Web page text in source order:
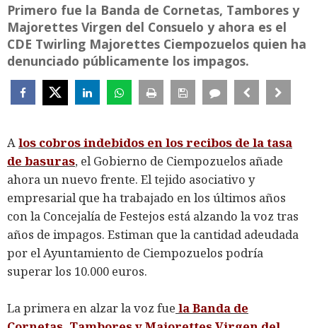
Primero fue la Banda de Cornetas, Tambores y
Majorettes Virgen del Consuelo y ahora es el
CDE Twirling Majorettes Ciempozuelos quien ha
denunciado públicamente los impagos.
Alos cobros indebidos en los recibos de la tasa
de basuras, el Gobierno de Ciempozuelos añade
ahora un nuevo frente. El tejido asociativo y
empresarial que ha trabajado en los últimos años
con la Concejalía de Festejos está alzando la voz tras
años de impagos. Estiman que la cantidad adeudada
por el Ayuntamiento de Ciempozuelos podría
superar los 10.000 euros.
La primera en alzar la voz fue la Banda de